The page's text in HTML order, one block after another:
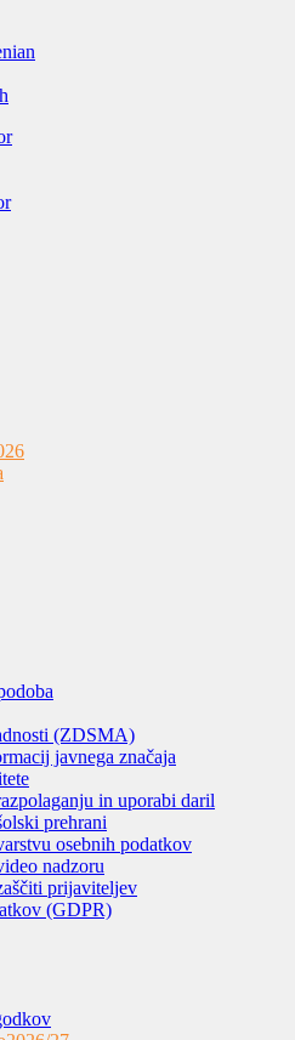
(ZDSMA)
javnega značaja
in uporabi daril
prehrani
osebnih podatkov
nadzoru
prijaviteljev
(GDPR)